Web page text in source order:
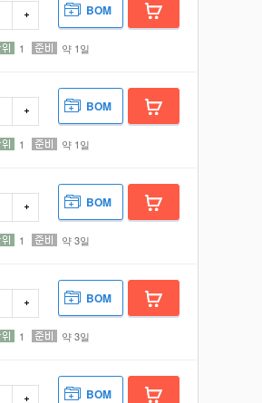
더하
더하
BOM
1 약 1일
BOM
1 약 1일
BOM
1 약 3일
BOM
1 약 3일
BOM